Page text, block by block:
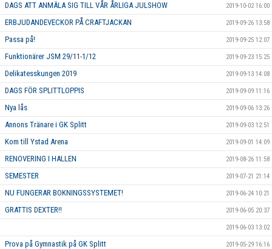
DAGS ATT ANMÄLA SIG TILL VÅR ÅRLIGA JULSHOW 2019-10-02 16:00
ERBJUDANDEVECKOR PÅ CRAFTJACKAN 2019-09-26 13:58
Passa på! 2019-09-25 12:07
Funktionärer JSM 29/11-1/12 2019-09-23 15:25
Delikatesskungen 2019 2019-09-13 14:08
DAGS FÖR SPLITTLOPPIS 2019-09-09 11:16
Nya lås 2019-09-06 13:26
Annons Tränare i GK Splitt 2019-09-03 12:51
Kom till Ystad Arena 2019-09-01 14:09
RENOVERING I HALLEN 2019-08-26 11:58
SEMESTER 2019-07-21 21:14
NU FUNGERAR BOKNINGSSYSTEMET! 2019-06-24 10:21
GRATTIS DEXTER!! 2019-06-05 20:37
2019-06-03 13:02
Prova på Gymnastik på GK Splitt 2019-05-29 16:16